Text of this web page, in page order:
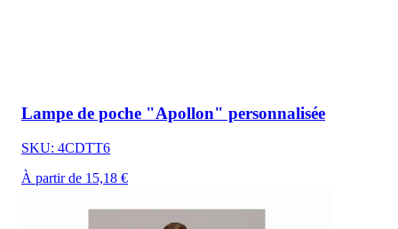
Lampe de poche "Apollon" personnalisée
SKU: 4CDTT6
À partir de 15,18 €